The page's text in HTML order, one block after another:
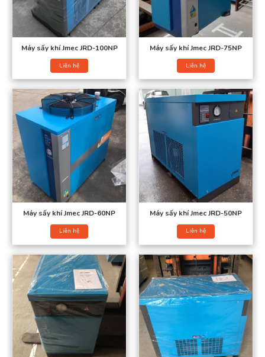
Chi phí đầu tư thấp
Hoạt động ổn định, dễ vận hành
Chi phí bảo trì và thay thế linh kiện thấp
Hiệu suất tách nước khoảng 90–95%, chưa hoàn toàn triệt để.
Máy sấy khí kiểu hấp thụ
Máy sấy khí kiểu hấp thụ (còn gọi là máy sấy khí hạt hút ẩm)
hoạt động dựa trên nguyên lý hấp thụ hơi ẩm bằng các hạt hút
ẩm, thường là hạt aluminum.
Thiết bị này được cấu tạo với hai bình chứa hạt hút ẩm hoạt
Máy sấy khí Jmec JRD-100NP
Liên hệ
Máy sấy khí Jmec JRD-75NP
Liên hệ
Máy sấy khí Jmec JRD-60NP
Liên hệ
Máy sấy khí Jmec JRD-50NP
Liên hệ